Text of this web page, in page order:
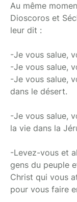
Au même
Dioscoros et
leur dit :
-Je vous salue,
-Je vous salue,
-Je vous salue,
dans le désert.
-Je vous salue,
la vie dans la
-Levez-vous et
gens du peuple
Christ qui vous
pour vous faire